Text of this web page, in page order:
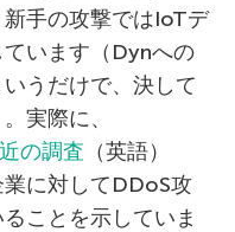
手の攻撃ではIoTデ
います（Dynへの
うだけで、決して
実際に、
の調査 （英語）
に対してDDoS攻
ことを示していま